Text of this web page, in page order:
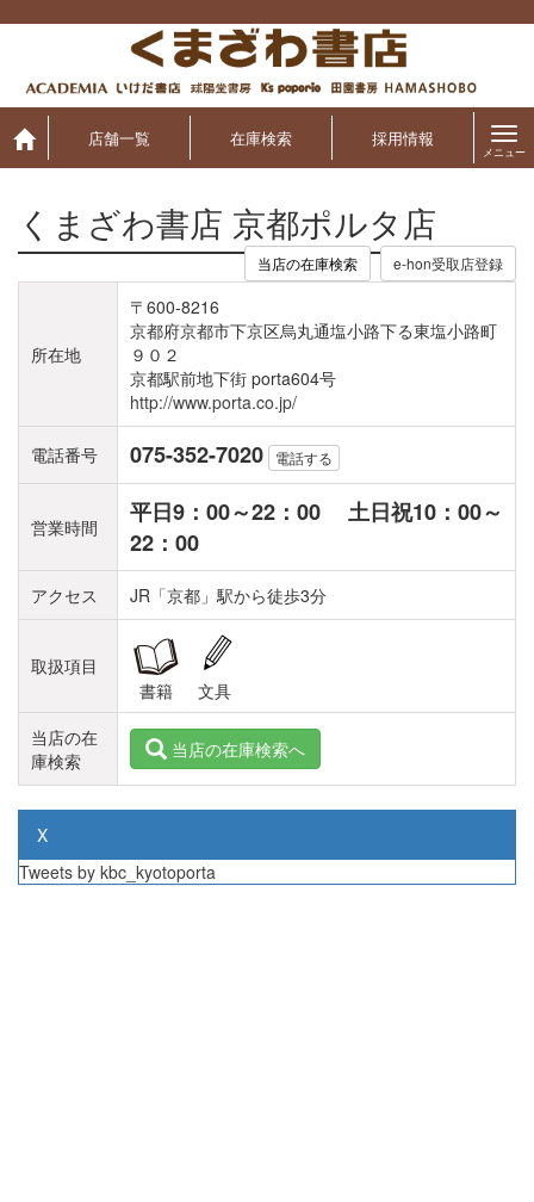
店舗一覧 在庫検索 採用情報
メニュー
くまざわ書店 京都ポルタ店
当店の在庫検索
所在地
〒600-8216
京都府京都市下京区烏丸通塩小路下る東塩小路町
９０２
京都駅前地下街 porta604号
http://www.porta.co.jp/
電話番号 075-352-7020 電話する
営業時間
平日9：00～22：00 土日祝10：00～
22：00
アクセス JR「京都」駅から徒歩3分
取扱項目
書籍
文具
当店の在
庫検索
当店の在庫検索へ
X
Tweets by kbc_kyotoporta